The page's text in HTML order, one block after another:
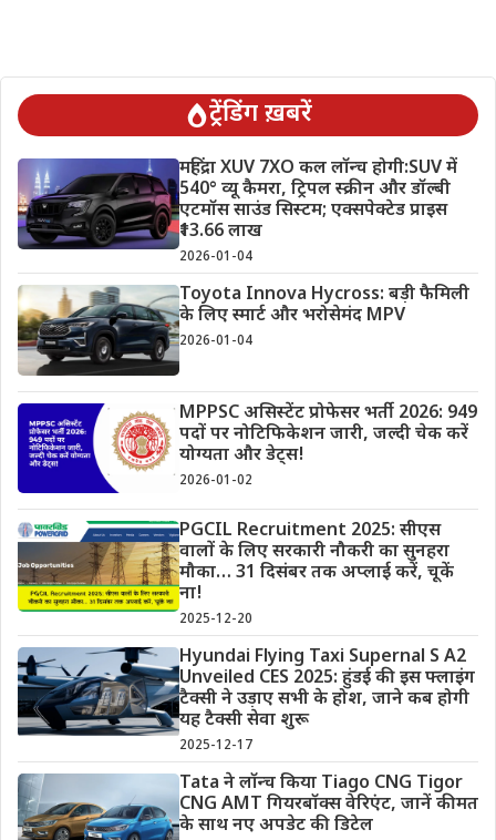
ट्रेंडिंग ख़बरें
महिंद्रा XUV 7XO कल लॉन्च होगी:SUV में
540° व्यू कैमरा, ट्रिपल स्क्रीन और डॉल्बी
एटमॉस साउंड सिस्टम; एक्सपेक्टेड प्राइस
₹13.66 लाख
2026-01-04
Toyota Innova Hycross: बड़ी फैमिली
के लिए स्मार्ट और भरोसेमंद MPV
2026-01-04
MPPSC असिस्टेंट प्रोफेसर भर्ती 2026: 949
पदों पर नोटिफिकेशन जारी, जल्दी चेक करें
योग्यता और डेट्स!
2026-01-02
PGCIL Recruitment 2025: सीएस
वालों के लिए सरकारी नौकरी का सुनहरा
मौका… 31 दिसंबर तक अप्लाई करें, चूकें
ना!
2025-12-20
Hyundai Flying Taxi Supernal S A2
Unveiled CES 2025: हुंडई की इस फ्लाइंग
टैक्सी ने उड़ाए सभी के होश, जाने कब होगी
यह टैक्सी सेवा शुरू
2025-12-17
Tata ने लॉन्च किया Tiago CNG Tigor
CNG AMT गियरबॉक्स वेरिएंट, जानें कीमत
के साथ नए अपडेट की डिटेल